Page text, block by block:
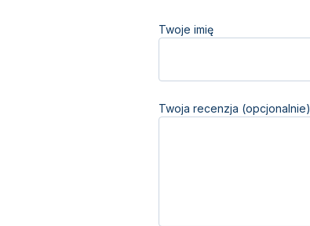
Twoje imię
Twoja recenzja (opcjonalnie)